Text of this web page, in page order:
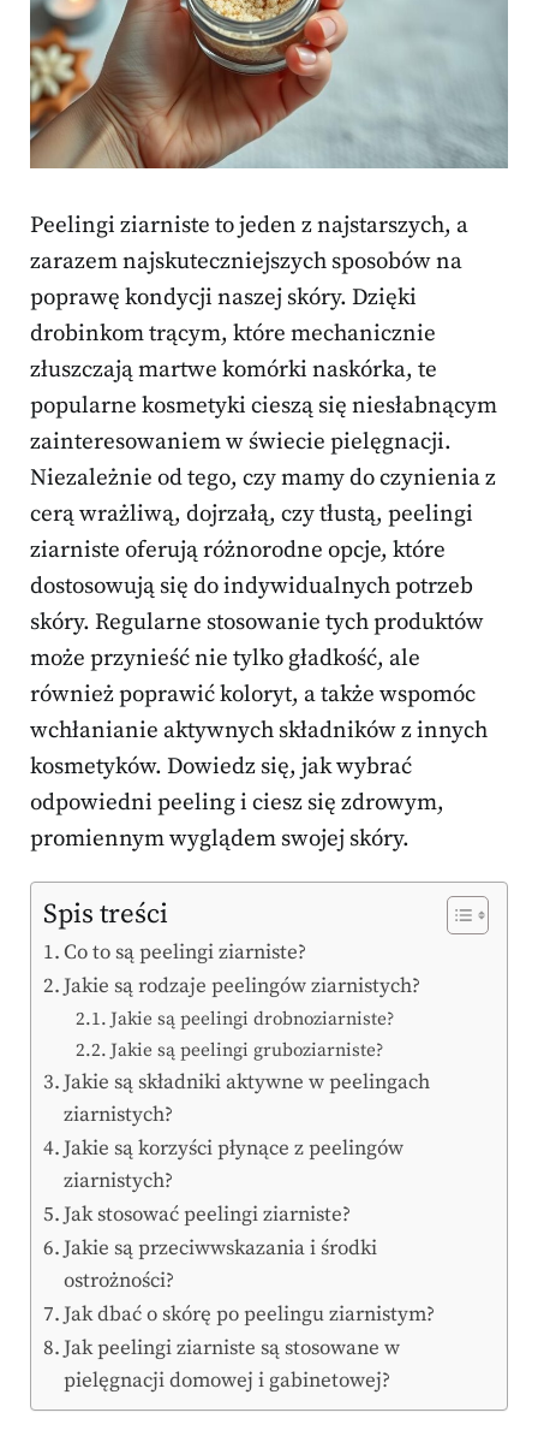
Peelingi ziarniste to jeden z najstarszych, a
zarazem najskuteczniejszych sposobów na
poprawę kondycji naszej skóry. Dzięki
drobinkom trącym, które mechanicznie
złuszczają martwe komórki naskórka, te
popularne kosmetyki cieszą się niesłabnącym
zainteresowaniem w świecie pielęgnacji.
Niezależnie od tego, czy mamy do czynienia z
cerą wrażliwą, dojrzałą, czy tłustą, peelingi
ziarniste oferują różnorodne opcje, które
dostosowują się do indywidualnych potrzeb
skóry. Regularne stosowanie tych produktów
może przynieść nie tylko gładkość, ale
również poprawić koloryt, a także wspomóc
wchłanianie aktywnych składników z innych
kosmetyków. Dowiedz się, jak wybrać
odpowiedni peeling i ciesz się zdrowym,
promiennym wyglądem swojej skóry.
Spis treści
Co to są peelingi ziarniste?
Jakie są rodzaje peelingów ziarnistych?
Jakie są peelingi drobnoziarniste?
Jakie są peelingi gruboziarniste?
Jakie są składniki aktywne w peelingach
ziarnistych?
Jakie są korzyści płynące z peelingów
ziarnistych?
Jak stosować peelingi ziarniste?
Jakie są przeciwwskazania i środki
ostrożności?
Jak dbać o skórę po peelingu ziarnistym?
Jak peelingi ziarniste są stosowane w
pielęgnacji domowej i gabinetowej?